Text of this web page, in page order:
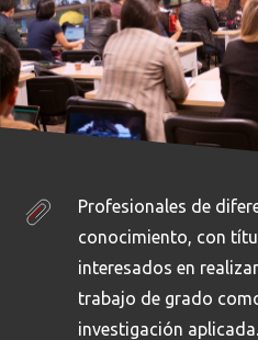
Profesionales de
conocimiento, con
interesados en
trabajo de grado
investigación aplicada.